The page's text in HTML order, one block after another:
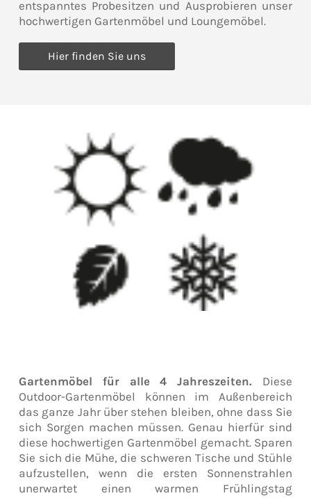
entspanntes Probesitzen und Ausprobieren unser
hochwertigen Gartenmöbel und Loungemöbel.
Hier finden Sie uns
Gartenmöbel für alle 4 Jahreszeiten. Diese
Outdoor-Gartenmöbel können im Außenbereich
das ganze Jahr über stehen bleiben, ohne dass Sie
sich Sorgen machen müssen. Genau hierfür sind
diese hochwertigen Gartenmöbel gemacht. Sparen
Sie sich die Mühe, die schweren Tische und Stühle
aufzustellen, wenn die ersten Sonnenstrahlen
unerwartet einen warmen Frühlingstag